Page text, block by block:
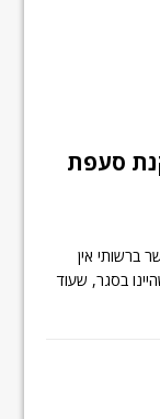
סעפת
ברשותי אין
בסגר, שעוד